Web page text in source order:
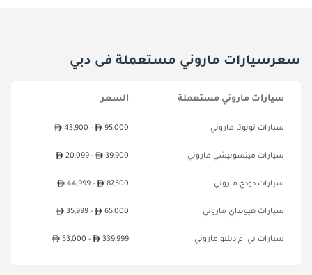
سعرسيارات ماروني مستعملة فى دبي
سيارات ماروني مستعملة السعر
سيارات تويوتا ماروني 43,900 - 95,000
سيارات ميتسوبيشي ماروني 20,099 - 39,900
سيارات دودج ماروني 44,999 - 87,500
سيارات هيونداي ماروني 35,999 - 65,000
سيارات بي أم دبليو ماروني 53,000 - 339,999